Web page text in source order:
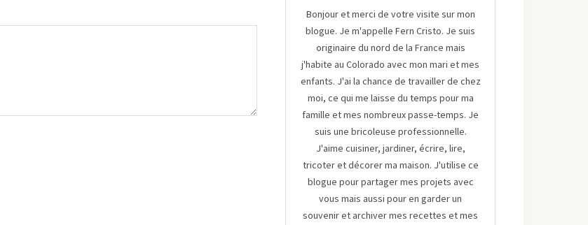
Bonjour et merci de votre visite sur mon
blogue. Je m'appelle Fern Cristo. Je suis
originaire du nord de la France mais
j'habite au Colorado avec mon mari et mes
enfants. J'ai la chance de travailler de chez
moi, ce qui me laisse du temps pour ma
famille et mes nombreux passe-temps. Je
suis une bricoleuse professionnelle.
J'aime cuisiner, jardiner, écrire, lire,
tricoter et décorer ma maison. J'utilise ce
blogue pour partager mes projets avec
vous mais aussi pour en garder un
souvenir et archiver mes recettes et mes